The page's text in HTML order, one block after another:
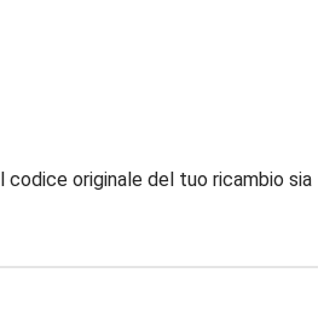
originale del tuo ricambio sia